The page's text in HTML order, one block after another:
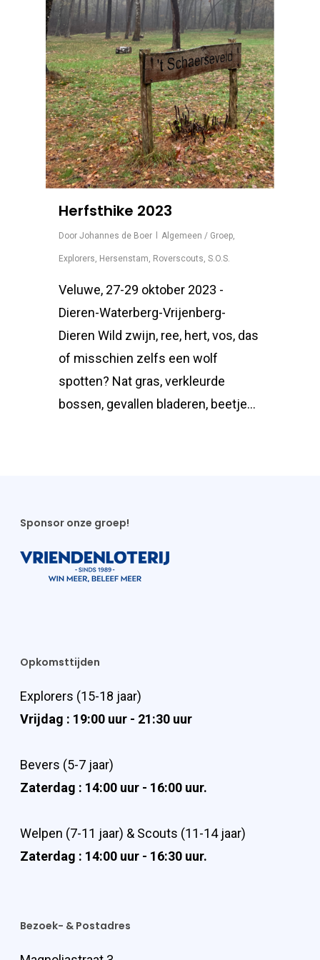
Herfsthike 2023
Door Johannes de Boer Algemeen / Groep,
Explorers, Hersenstam, Roverscouts, S.O.S.
Veluwe, 27-29 oktober 2023 -
Dieren-Waterberg-Vrijenberg-
Dieren Wild zwijn, ree, hert, vos, das
of misschien zelfs een wolf
spotten? Nat gras, verkleurde
bossen, gevallen bladeren, beetje...
Sponsor onze groep!
Opkomsttijden
Explorers (15-18 jaar)
Vrijdag : 19:00 uur - 21:30 uur
Bevers (5-7 jaar)
Zaterdag : 14:00 uur - 16:00 uur.
Welpen (7-11 jaar) & Scouts (11-14 jaar)
Zaterdag : 14:00 uur - 16:30 uur.
Bezoek- & Postadres